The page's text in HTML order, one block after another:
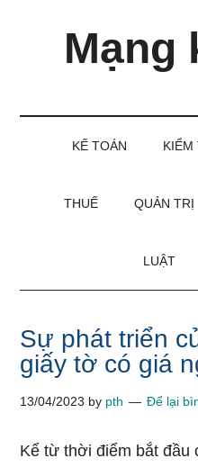
Mạng
KẾ TOÁN KIỂM
THUẾ QUẢN TRỊ
LUẬT
Sự phát triển
giấy tờ có giá
13/04/2023 by pth Để lại
Kể từ thời điểm bắt đầu